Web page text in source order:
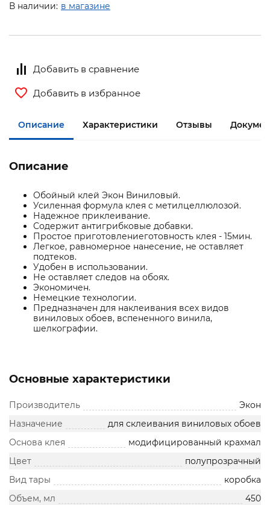
В наличии: в магазине
Добавить в сравнение
Добавить в избранное
Описание Характеристики Отзывы
Описание
Обойный клей Экон Виниловый.
Усиленная формула клея с метилцеллюлозой.
Надежное приклеивание.
Содержит антигрибковые добавки.
Простое приготовлениеготовность клея - 15мин.
Легкое, равномерное нанесение, не оставляет
подтеков.
Удобен в использовании.
Не оставляет следов на обоях.
Экономичен.
Немецкие технологии.
Предназначен для наклеивания всех видов
виниловых обоев, вспененного винила,
шелкографии.
Основные характеристики
Производитель
Экон
Назначение
для склеивания виниловых обоев
Основа клея
модифицированный крахмал
Цвет
полупрозрачный
Вид тары
коробка
Объем, мл
450